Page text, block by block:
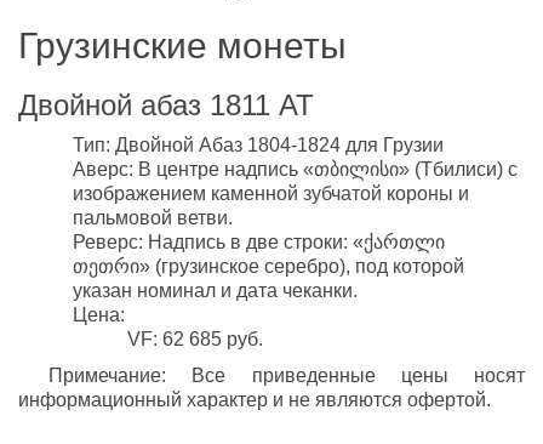
Грузинские монеты
Двойной абаз 1811 АТ
Тип: Двойной Абаз 1804-1824 для Грузии
Аверс: В центре надпись «თბილისი» (Тбилиси) с
изображением каменной зубчатой короны и
пальмовой ветви.
Реверс: Надпись в две строки: «ქართლი
თეთრი» (грузинское серебро), под которой
указан номинал и дата чеканки.
Цена:
VF: 62 685 руб.
Примечание: Все приведенные цены носят
информационный характер и не являются офертой.